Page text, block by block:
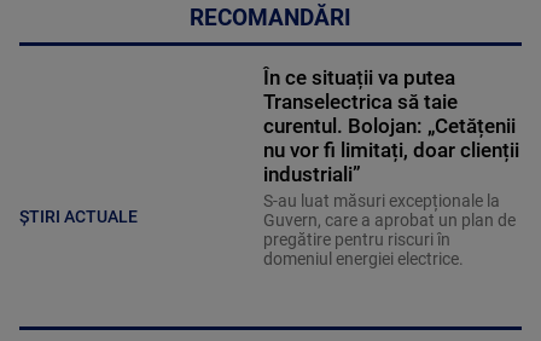
RECOMANDĂRI
ȘTIRI ACTUALE
În ce situații va putea
Transelectrica să taie
curentul. Bolojan: „Cetățenii
nu vor fi limitați, doar clienții
industriali”
S-au luat măsuri excepționale la
Guvern, care a aprobat un plan de
pregătire pentru riscuri în
domeniul energiei electrice.